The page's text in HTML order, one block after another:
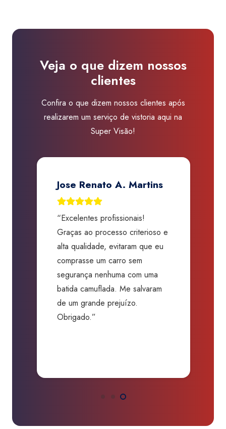
Visão
Veja o que dizem nossos
clientes
Confira o que dizem nossos clientes após
realizarem um serviço de vistoria aqui na
Super Visão!
Jose Renato A. Martins
“Excelentes profissionais!
Graças ao processo criterioso e
alta qualidade, evitaram que eu
comprasse um carro sem
segurança nenhuma com uma
batida camuflada. Me salvaram
de um grande prejuízo.
Obrigado.”